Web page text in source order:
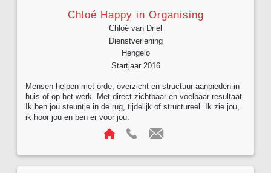
Chloé Happy in Organising
Chloé van Driel
Dienstverlening
Hengelo
Startjaar 2016
Mensen helpen met orde, overzicht en structuur aanbieden in
huis of op het werk. Met direct zichtbaar en voelbaar resultaat.
Ik ben jou steuntje in de rug, tijdelijk of structureel. Ik zie jou,
ik hoor jou en ben er voor jou.